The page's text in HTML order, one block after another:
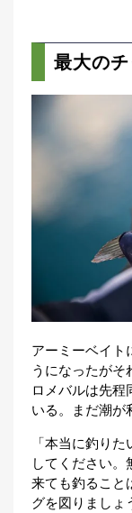
最大の
アーミーベイト
うになったがそ
ロメバルは先程
いる。まだ潮が
「本当に釣り
してください
来ても釣ること
グを図りましょ